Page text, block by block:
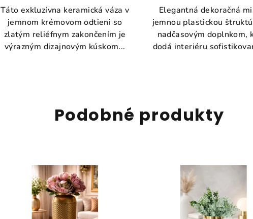
Táto exkluzívna keramická váza v
jemnom krémovom odtieni so
zlatým reliéfnym zakončením je
výrazným dizajnovým kúskom...
Elegantná dekoračná
jemnou plastickou
nadčasovým doplnkom,
dodá interiéru
Podobné produkty